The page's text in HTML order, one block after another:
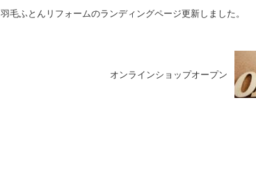
羽毛ふとんリフォームのランディングページ更新しました。
オンラインショップオープン